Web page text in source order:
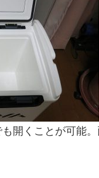
開くことが可能